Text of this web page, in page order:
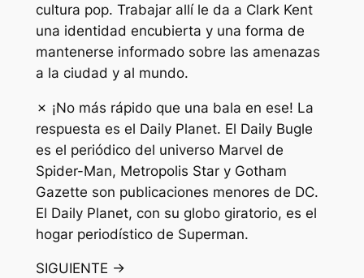
cultura pop. Trabajar allí le da a Clark Kent
una identidad encubierta y una forma de
mantenerse informado sobre las amenazas
a la ciudad y al mundo.
✗ ¡No más rápido que una bala en ese! La
respuesta es el Daily Planet. El Daily Bugle
es el periódico del universo Marvel de
Spider-Man, Metropolis Star y Gotham
Gazette son publicaciones menores de DC.
El Daily Planet, con su globo giratorio, es el
hogar periodístico de Superman.
SIGUIENTE →